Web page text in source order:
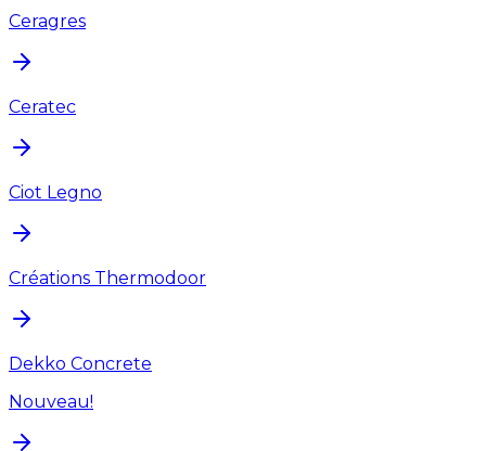
Ceragres
Ceratec
Ciot Legno
Créations Thermodoor
Dekko Concrete
Nouveau!